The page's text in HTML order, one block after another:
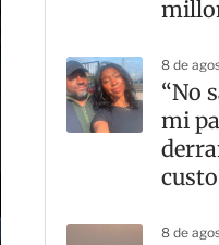
8 de
“No
mi
8 de